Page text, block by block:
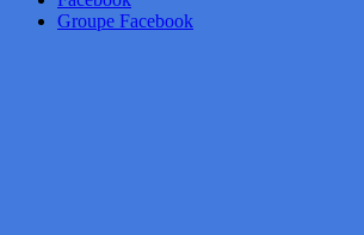
Groupe Facebook